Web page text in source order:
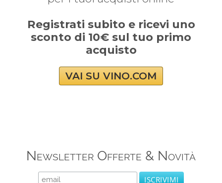
Registrati subito e ricevi uno
sconto di 10€ sul tuo primo
acquisto
VAI SU VINO.COM
Newsletter Offerte & Novità